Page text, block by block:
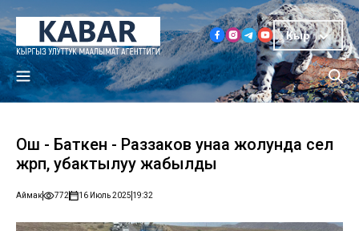
Кыр
Ош - Баткен - Раззаков унаа жолунда сел
жүрүп, убактылуу жабылды
Аймак 772 16 Июль 2025 19:32